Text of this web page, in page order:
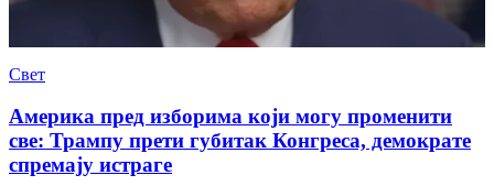
Свет
Америка пред изборима који могу променити
све: Трампу прети губитак Конгреса, демократе
спремају истраге